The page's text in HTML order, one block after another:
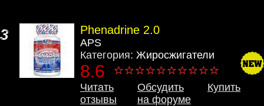
3 Phenadrine 2.0
APS
Категория: Жиросжигатели
8.6
Читать
отзывы
Обсудить
на форуме
Купить